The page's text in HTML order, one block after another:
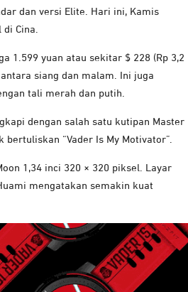
dan versi Elite. Hari ini, Kamis
Cina.
1.599 yuan atau sekitar $ 228 (Rp 3,2
siang dan malam. Ini juga
tali merah dan putih.
dengan salah satu kutipan Master
“Vader Is My Motivator”.
1,34 inci 320 × 320 piksel. Layar
mengatakan semakin kuat